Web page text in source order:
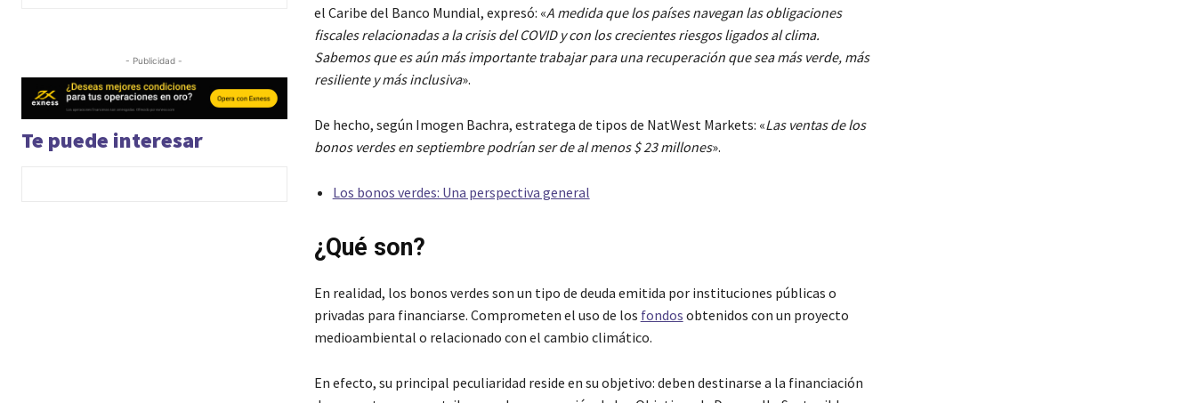
- Publicidad -
Te puede interesar
el Caribe del Banco Mundial, expresó: «A medida que los países navegan las obligaciones
fiscales relacionadas a la crisis del COVID y con los crecientes riesgos ligados al clima.
Sabemos que es aún más importante trabajar para una recuperación que sea más verde, más
resiliente y más inclusiva».
De hecho, según Imogen Bachra, estratega de tipos de NatWest Markets: «Las ventas de los
bonos verdes en septiembre podrían ser de al menos $ 23 millones».
Los bonos verdes: Una perspectiva general
¿Qué son?
En realidad, los bonos verdes son un tipo de deuda emitida por instituciones públicas o
privadas para financiarse. Comprometen el uso de los fondos obtenidos con un proyecto
medioambiental o relacionado con el cambio climático.
En efecto, su principal peculiaridad reside en su objetivo: deben destinarse a la financiación